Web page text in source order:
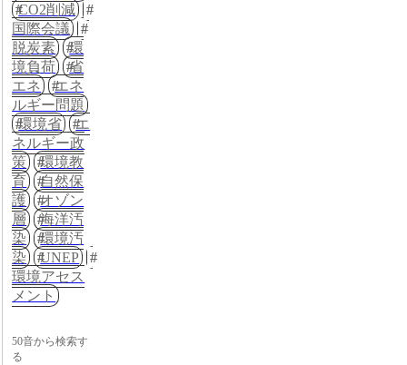
CO2削減
国際会議
脱炭素
環
境負荷
省
エネ
エネ
ルギー問題
環境省
エ
ネルギー政
策
環境教
育
自然保
護
オゾン
層
海洋汚
染
環境汚
染
UNEP
環境アセス
メント
50音から検索す
る